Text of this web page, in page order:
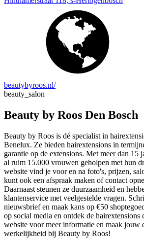
beautybyroos.nl/
beauty_salon
Beauty by Roos Den Bosch
Beauty by Roos is dé specialist in
Benelux. Ze bieden hairextensions in
garantie op de extensions. Met meer dan 15
al ruim 15.000 vrouwen geholpen met hun
website vind je voor en na foto's, prijzen,
kunt ook een afspraak maken of contact
Daarnaast steunen ze duurzaamheid en
klantenservice met veelgestelde vragen.
nieuwsbrief en maak kans op €50
op social media en ontdek de
website voor meer informatie en maak jouw
werkelijkheid bij Beauty by Roos!